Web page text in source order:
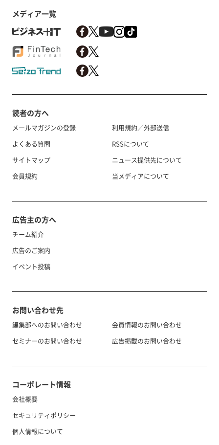
メディア一覧
読者の方へ
メールマガジンの登録
よくある質問
サイトマップ
会員規約
利用規約／外部送信
RSSについて
ニュース提供先について
当メディアについて
広告主の方へ
チーム紹介
広告のご案内
イベント投稿
お問い合わせ先
編集部へのお問い合わせ
セミナーのお問い合わせ
会員情報のお問い合わせ
広告掲載のお問い合わせ
コーポレート情報
会社概要
セキュリティポリシー
個人情報について